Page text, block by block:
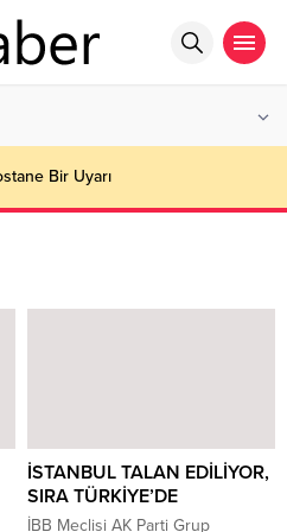
Bir Uyarı
İSTANBUL TALAN EDİLİYOR,
SIRA TÜRKİYE’DE
İBB Meclisi AK Parti Grup